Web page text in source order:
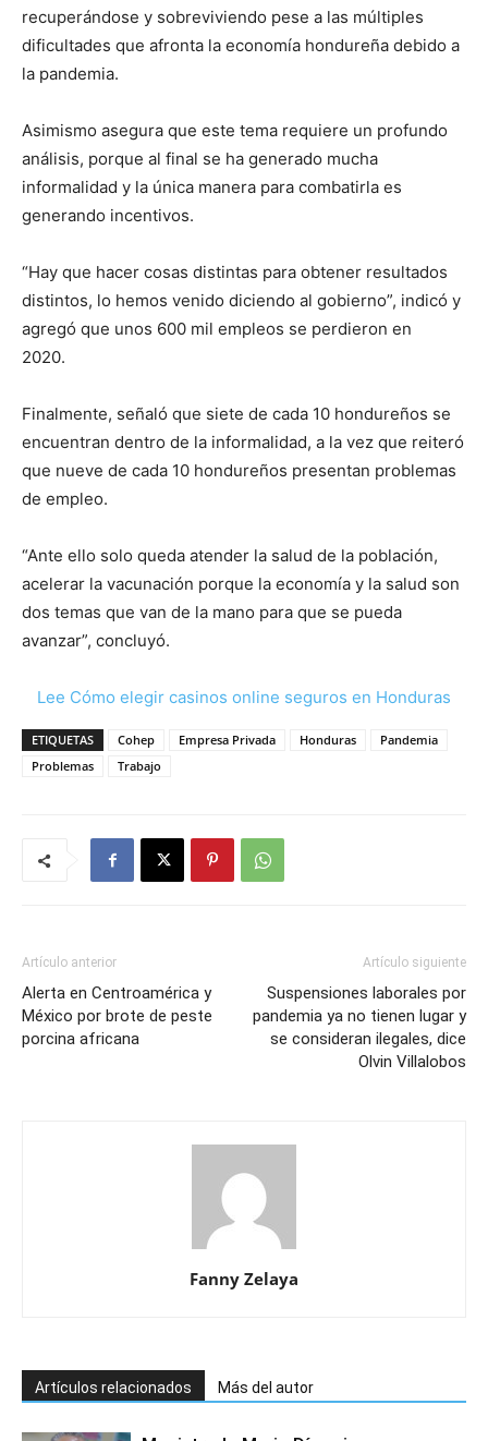
recuperándose y sobreviviendo pese a las múltiples
dificultades que afronta la economía hondureña debido a
la pandemia.
Asimismo asegura que este tema requiere un profundo
análisis, porque al final se ha generado mucha
informalidad y la única manera para combatirla es
generando incentivos.
“Hay que hacer cosas distintas para obtener resultados
distintos, lo hemos venido diciendo al gobierno”, indicó y
agregó que unos 600 mil empleos se perdieron en
2020.
Finalmente, señaló que siete de cada 10 hondureños se
encuentran dentro de la informalidad, a la vez que reiteró
que nueve de cada 10 hondureños presentan problemas
de empleo.
“Ante ello solo queda atender la salud de la población,
acelerar la vacunación porque la economía y la salud son
dos temas que van de la mano para que se pueda
avanzar”, concluyó.
Lee Cómo elegir casinos online seguros en Honduras
ETIQUETAS Cohep Empresa Privada Honduras
Pandemia
Problemas
Trabajo
Artículo anterior
Alerta en Centroamérica y
México por brote de peste
porcina africana
Artículo siguiente
Suspensiones laborales por
pandemia ya no tienen lugar y
se consideran ilegales, dice
Olvin Villalobos
Fanny Zelaya
Artículos relacionados Más del autor